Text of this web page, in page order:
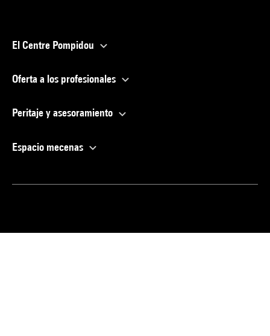
El Centre Pompidou
Oferta a los profesionales
Peritaje y asesoramiento
Espacio mecenas